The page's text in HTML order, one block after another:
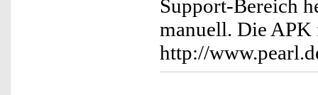
Support-Bereich
manuell. Die
http://